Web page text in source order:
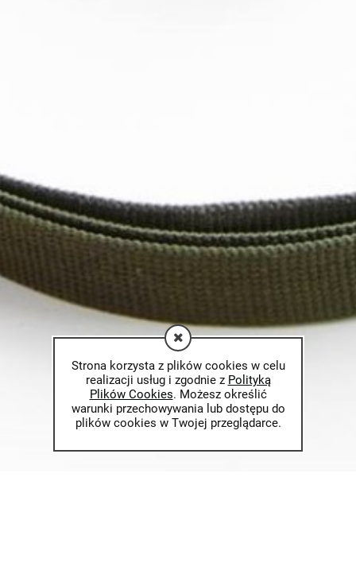
Strona korzysta z plików cookies w celu
realizacji usług i zgodnie z Polityką
Plików Cookies. Możesz określić
warunki przechowywania lub dostępu do
plików cookies w Twojej przeglądarce.